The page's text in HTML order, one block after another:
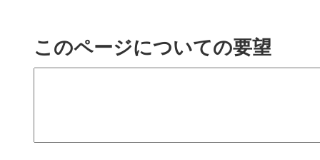
このページについての要望